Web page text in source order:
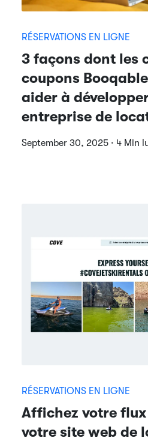
RÉSERVATIONS EN LIGNE
3 façons dont les
coupons
aider à
entreprise de
September 30, 2025 · 4 Min
RÉSERVATIONS EN LIGNE
Affichez votre
votre site web de